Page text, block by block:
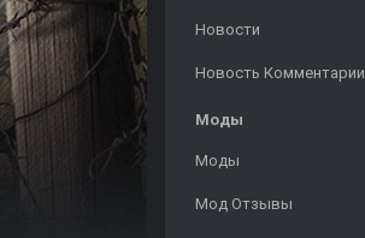
Новости
Новость Комментарии
Моды
Моды
Мод Отзывы